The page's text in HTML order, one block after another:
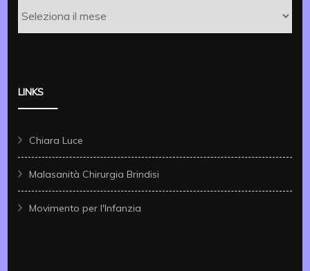
LINKS
Chiara Luce
Malasanità Chirurgia Brindisi
Movimento per l'Infanzia